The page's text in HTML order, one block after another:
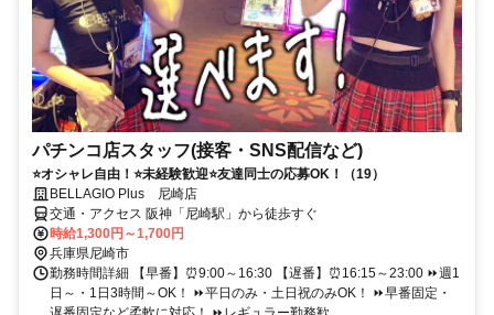
パチンコ店スタッフ(接客・SNS配信など)
⭐オシャレ自由！⭐未経験歓迎⭐友達同士の応募OK！（19）
BELLAGIO Plus 尼崎店
交通・アクセス 阪神「尼崎駅」から徒歩すぐ
時給1,300円～1,700円
兵庫県尼崎市
勤務時間詳細 【早番】⏰9:00～16:30 【遅番】⏰16:15～23:00 ⏩週1
日～・1日3時間～OK！ ⏩平日のみ・土日祝のみOK！ ⏩早番固定・